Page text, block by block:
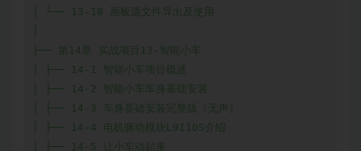
│ └── 13-18 画板源文件导出及使用
├── 第14章 实战项目13-智能小车
│ ├── 14-1 智能小车项目概述
│ ├── 14-2 智能小车车身基础安装
│ ├── 14-3 车身基础安装完整版（无声）
│ ├── 14-4 电机驱动模块L9110S介绍
│ ├── 14-5 让小车动起来